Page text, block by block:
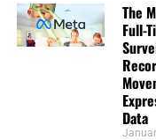
The
Full-
Data